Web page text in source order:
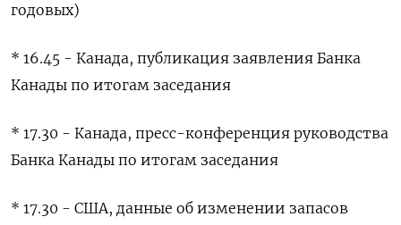
годовых)
* 16.45 - Канада, публикация заявления Банка
Канады по итогам заседания
* 17.30 - Канада, пресс-конференция руководства
​Банка Канады по ⁠итогам заседания
* 17.30 - США, данные об изменении ‌запасов